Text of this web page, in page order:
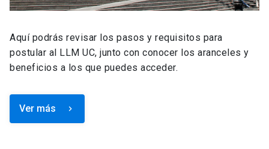
Aquí podrás revisar los pasos y requisitos para
postular al LLM UC, junto con conocer los aranceles y
beneficios a los que puedes acceder.
Ver más keyboard_arrow_right